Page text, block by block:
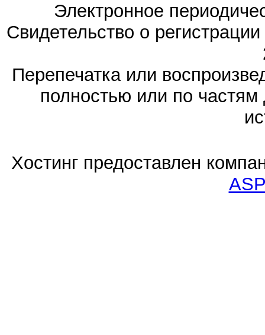
Электронное
Свидетельство о
Перепечатка или
полностью или по частям
Хостинг предоставлен